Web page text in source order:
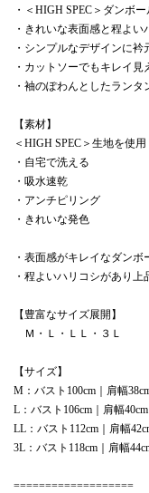
・＜HIGH SPEC＞ダンボー
・きれいな表面感と程よ
・シンプルなデザインに衿
・カットソーでもキレイ見
・袖のぽわんとしたランタ
【素材】
＜HIGH SPEC＞生地を使用
・自宅で洗える
・吸水速乾
・アンチピリング
・きれいな発色
・表面感がキレイなダンボ
・程よいハリコシがあり上
【豊富なサイズ展開】
Ｍ・Ｌ・ＬＬ・３Ｌ
【サイズ】
M：バスト100cm｜肩幅
L：バスト106cm｜肩幅
LL：バスト112cm｜肩幅
3L：バスト118cm｜肩幅
===================